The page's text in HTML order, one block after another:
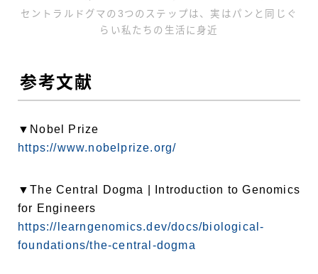
セントラルドグマの3つのステップは、実はパンと同じぐ
らい私たちの生活に身近
参考文献
▼Nobel Prize
https://www.nobelprize.org/
▼The Central Dogma | Introduction to Genomics
for Engineers
https://learngenomics.dev/docs/biological-
foundations/the-central-dogma